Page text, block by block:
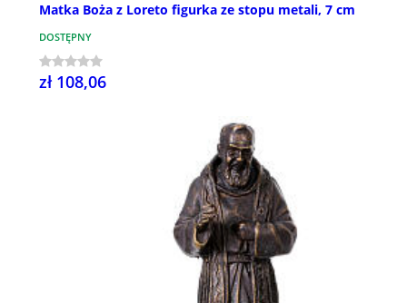
Matka Boża z Loreto figurka ze stopu metali, 7 cm
DOSTĘPNY
zł 108,06